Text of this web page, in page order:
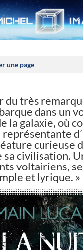
une page
du très
dans un
la galaxie, où
curieuse
sa civilisation.
voltairiens,
et lyrique. »
des cookies